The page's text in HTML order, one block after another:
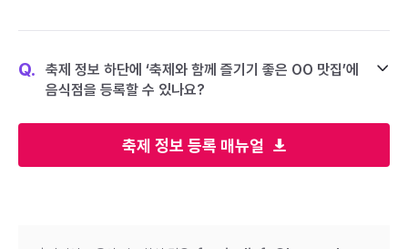
축제 정보 등록 매뉴얼
Q.
축제 정보 하단에 ‘축제와 함께 즐기기 좋은 OO 맛집’에
음식점을 등록할 수 있나요?